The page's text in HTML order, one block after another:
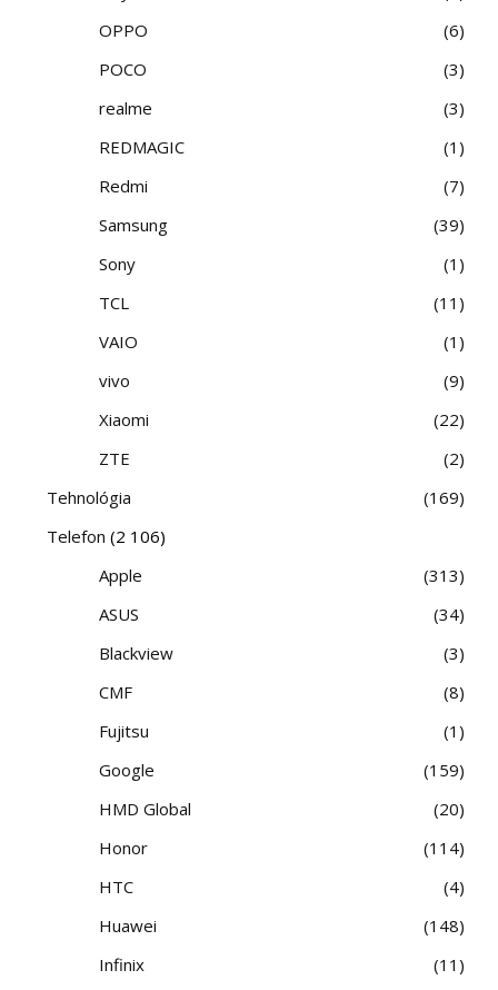
OPPO
6
POCO
3
realme
3
REDMAGIC
1
Redmi
7
Samsung
39
Sony
1
TCL
11
VAIO
1
vivo
9
Xiaomi
22
ZTE
2
Tehnológia
169
Telefon (2 106)
Apple
313
ASUS
34
Blackview
3
CMF
8
Fujitsu
1
Google
159
HMD Global
20
Honor
114
HTC
4
Huawei
148
Infinix
11